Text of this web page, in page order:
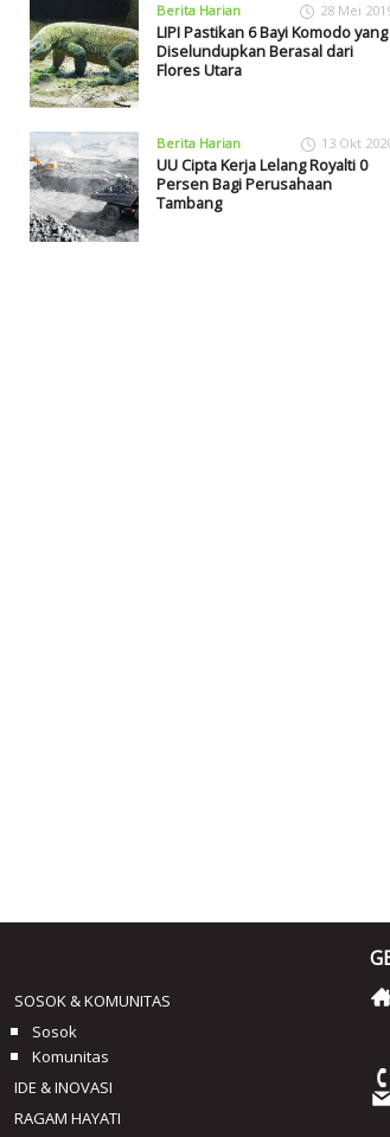
Berita Harian 28 Mei
LIPI Pastikan 6 Bayi Komodo yang
Diselundupkan Berasal dari
Flores Utara
Berita Harian 13 Okt
UU Cipta Kerja Lelang Royalti 0
Persen Bagi Perusahaan
Tambang
SOSOK & KOMUNITAS
Sosok
Komunitas
IDE & INOVASI
RAGAM HAYATI